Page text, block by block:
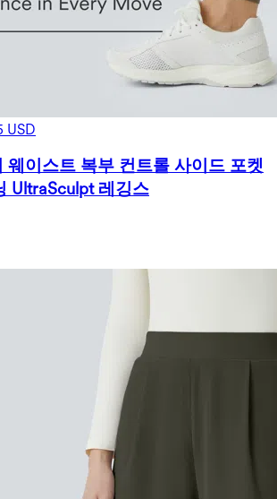
USD
웨이스트 복부 컨트롤 사이드 포켓
UltraSculpt 레깅스